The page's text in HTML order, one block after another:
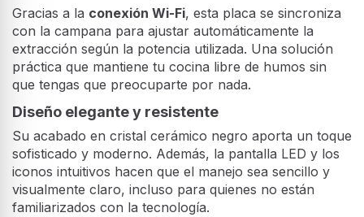
Gracias a la conexión Wi-Fi, esta placa se sincroniza
con la campana para ajustar automáticamente la
extracción según la potencia utilizada. Una solución
práctica que mantiene tu cocina libre de humos sin
que tengas que preocuparte por nada.
Diseño elegante y resistente
Su acabado en cristal cerámico negro aporta un toque
sofisticado y moderno. Además, la pantalla LED y los
iconos intuitivos hacen que el manejo sea sencillo y
visualmente claro, incluso para quienes no están
familiarizados con la tecnología.